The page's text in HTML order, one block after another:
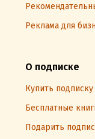
Реклама для
О подписке
Купить подписку
Бесплатные
Подарить